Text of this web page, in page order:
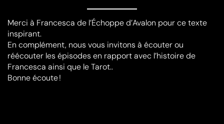
Merci à Francesca de l’Échoppe d’Avalon pour ce texte
inspirant.
En complément, nous vous invitons à écouter ou
réécouter les épisodes en rapport avec l’histoire de
Francesca ainsi que le Tarot..
Bonne écoute !